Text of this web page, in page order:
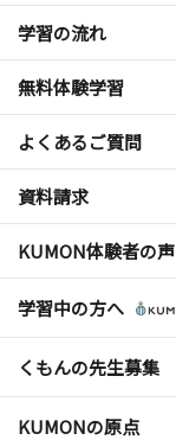
学習の流れ
無料体験学習
よくあるご質問
資料請求
KUMON体験者の声
学習中の方へ
くもんの先生募集
KUMONの原点